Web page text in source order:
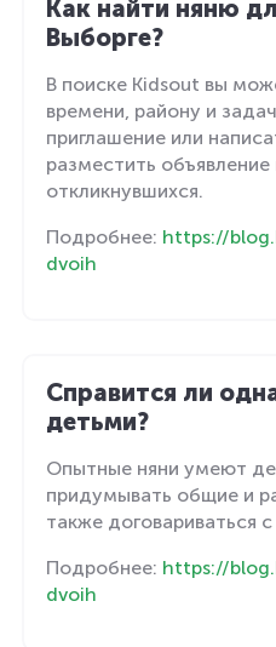
Как найти няню
Выборге?
В поиске Kidsout вы
времени, району и
приглашение или
разместить
откликнувшихся.
Подробнее: https://
dvoih
Справится ли
детьми?
Опытные няни умеют
придумывать общие и
также договариваться
Подробнее: https://
dvoih